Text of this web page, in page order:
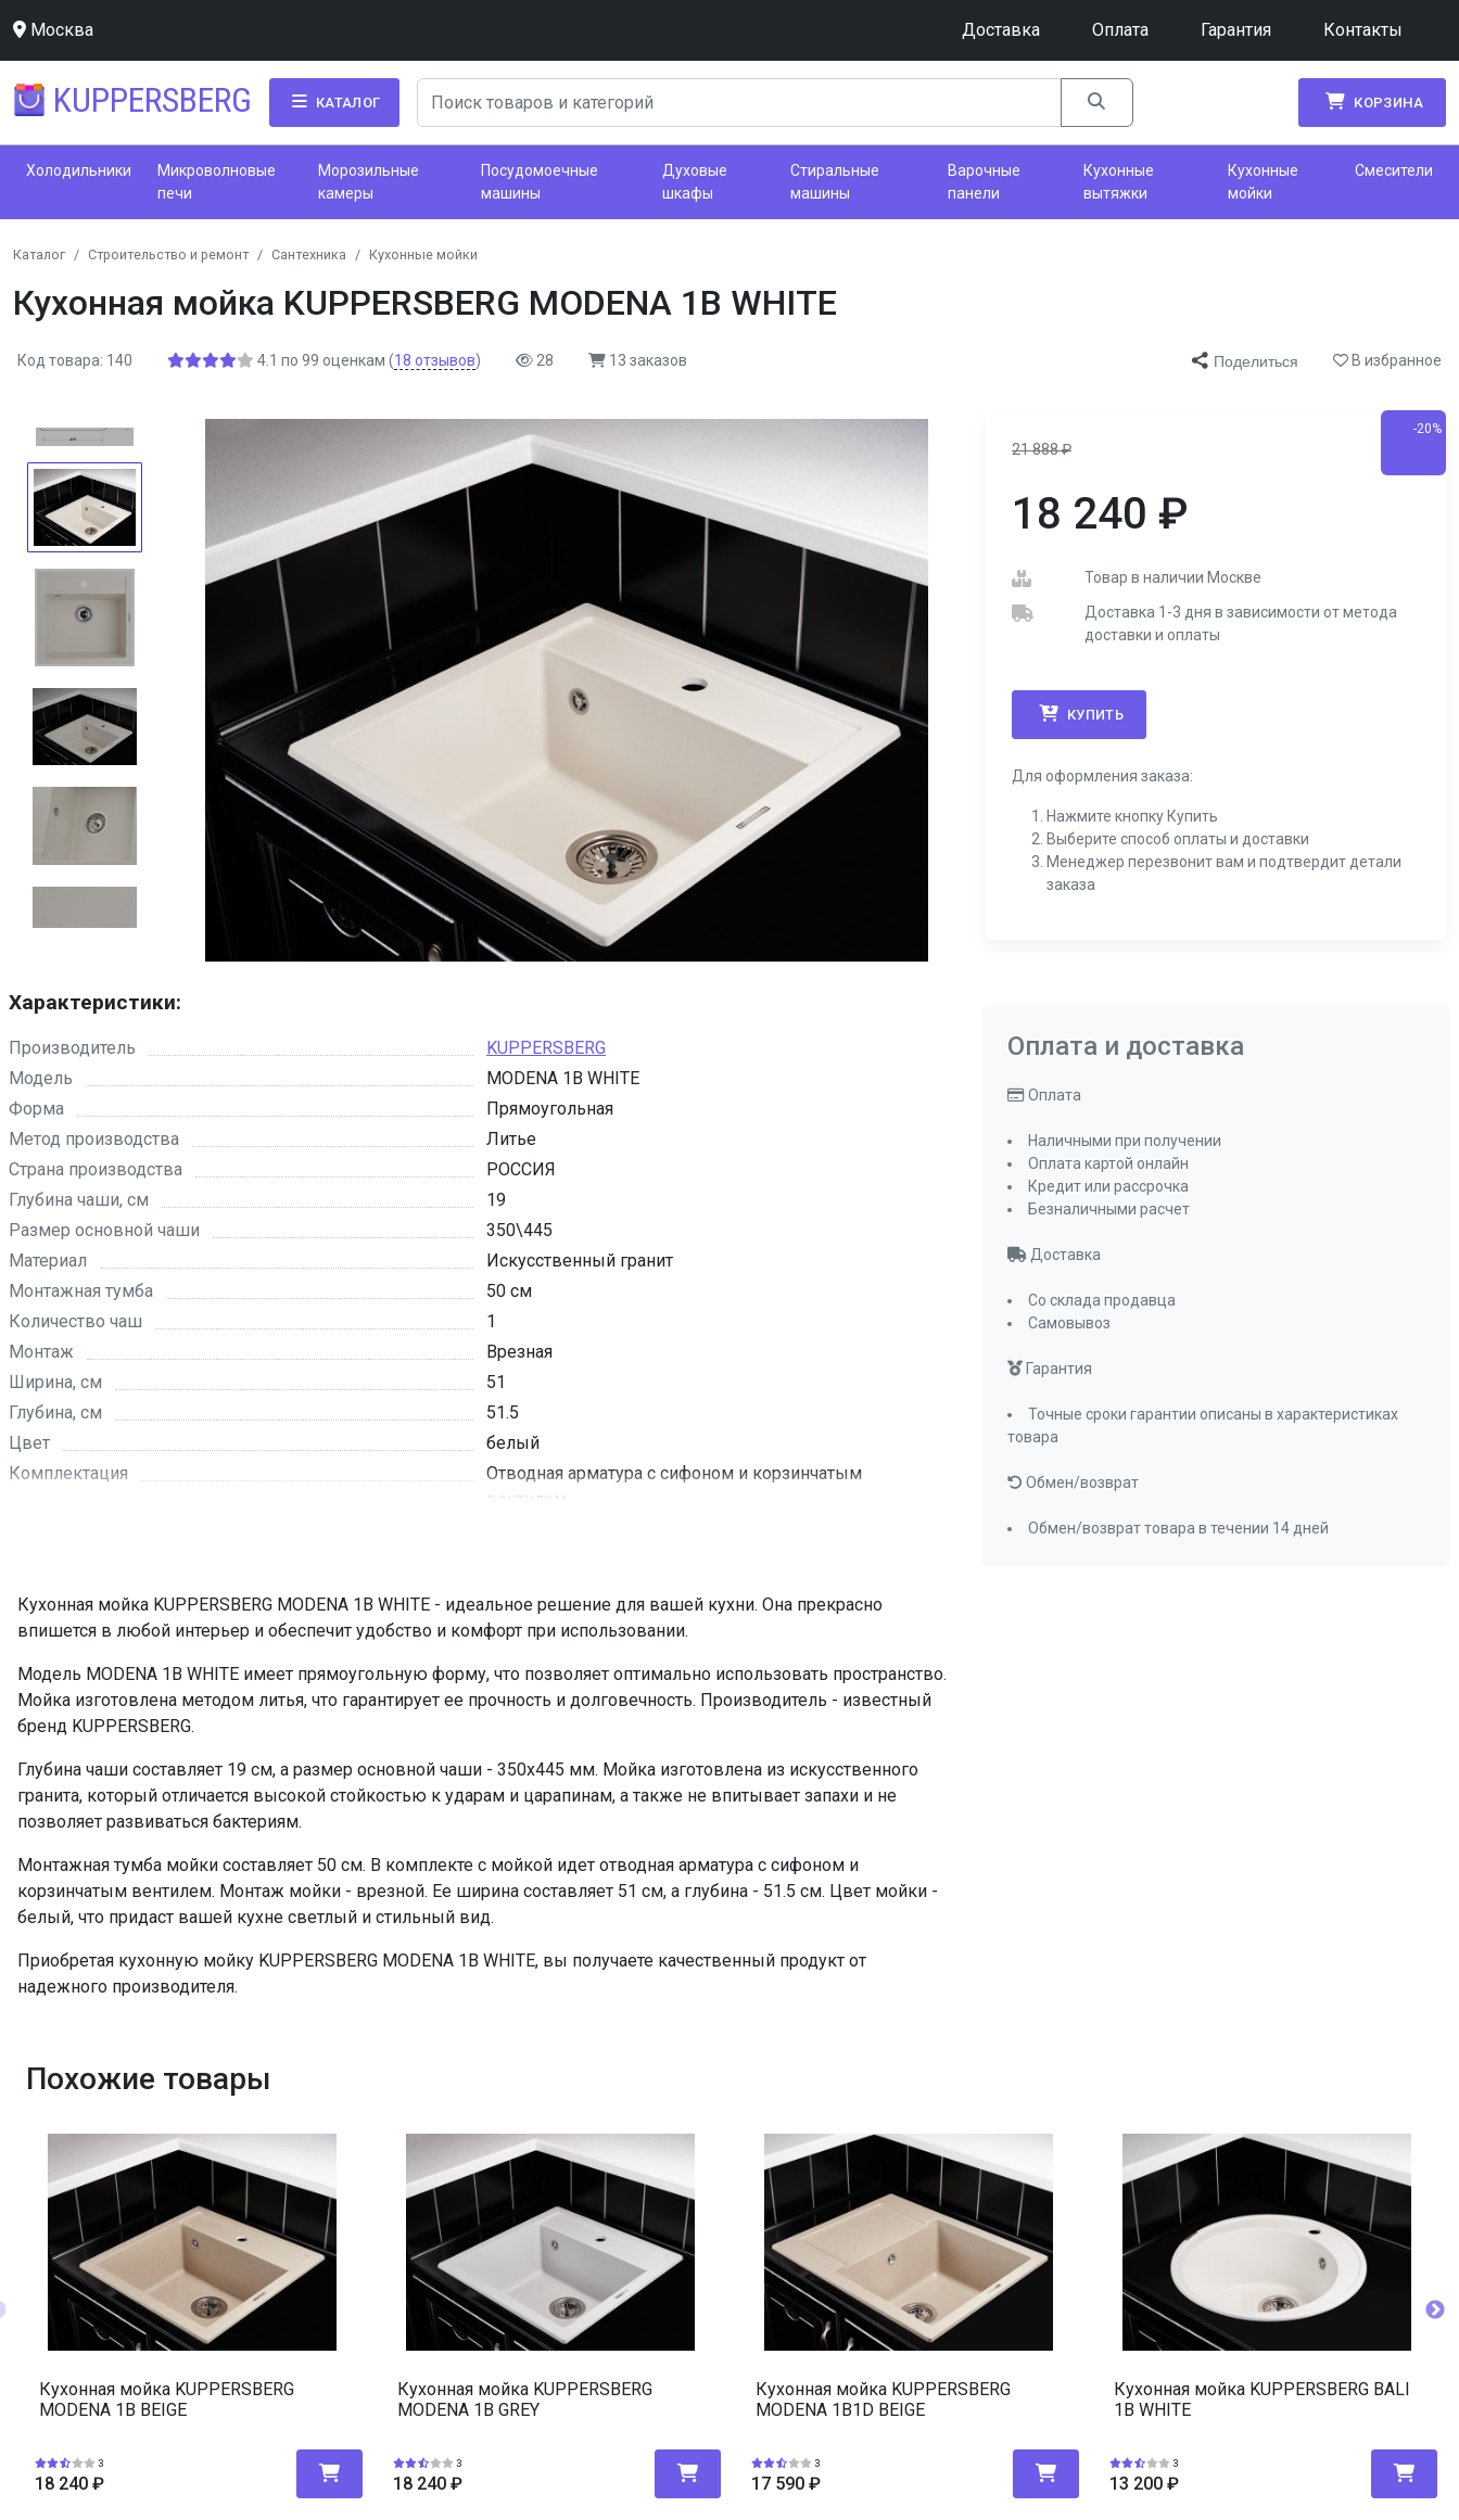
Москва Доставка Оплата Гарантия Контакты
KUPPERSBERG КАТАЛОГ КОРЗИНА
Холодильники
Микроволновые
печи
Морозильные
камеры
Посудомоечные
машины
Духовые
шкафы
Стиральные
машины
Варочные
панели
Кухонные
вытяжки
Кухонные
мойки
Смесители
Каталог Строительство и ремонт Сантехника Кухонные мойки
Кухонная мойка KUPPERSBERG MODENA 1B WHITE
Код товара: 140 4.1 по 99 оценкам (18 отзывов) 28 13 заказов Поделиться В избранное
21 888₽
-20%
18 240 ₽
Товар в наличии Москве
Доставка 1-3 дня в зависимости от метода
доставки и оплаты
КУПИТЬ
Для оформления заказа:
Нажмите кнопку Купить
Выберите способ оплаты и доставки
Менеджер перезвонит вам и подтвердит детали
заказа
Характеристики:
Производитель
KUPPERSBERG
Модель
MODENA 1B WHITE
Форма
Прямоугольная
Метод производства
Литье
Страна производства
РОССИЯ
Глубина чаши, см
19
Размер основной чаши
350\445
Материал
Искусственный гранит
Монтажная тумба
50 см
Количество чаш
1
Монтаж
Врезная
Ширина, см
51
Глубина, см
51.5
Цвет
белый
Комплектация
Отводная арматура с сифоном и корзинчатым
вентилем
Кухонная мойка KUPPERSBERG MODENA 1B WHITE - идеальное решение для вашей кухни. Она прекрасно
впишется в любой интерьер и обеспечит удобство и комфорт при использовании.
Модель MODENA 1B WHITE имеет прямоугольную форму, что позволяет оптимально использовать пространство.
Мойка изготовлена методом литья, что гарантирует ее прочность и долговечность. Производитель - известный
бренд KUPPERSBERG.
Глубина чаши составляет 19 см, а размер основной чаши - 350x445 мм. Мойка изготовлена из искусственного
гранита, который отличается высокой стойкостью к ударам и царапинам, а также не впитывает запахи и не
позволяет развиваться бактериям.
Монтажная тумба мойки составляет 50 см. В комплекте с мойкой идет отводная арматура с сифоном и
корзинчатым вентилем. Монтаж мойки - врезной. Ее ширина составляет 51 см, а глубина - 51.5 см. Цвет мойки -
белый, что придаст вашей кухне светлый и стильный вид.
Приобретая кухонную мойку KUPPERSBERG MODENA 1B WHITE, вы получаете качественный продукт от
надежного производителя.
Оплата и доставка
Оплата
Наличными при получении
Оплата картой онлайн
Кредит или рассрочка
Безналичными расчет
Доставка
Со склада продавца
Самовывоз
Гарантия
Точные сроки гарантии описаны в характеристиках
товара
Обмен/возврат
Обмен/возврат товара в течении 14 дней
Похожие товары
Кухонная мойка KUPPERSBERG
MODENA 1B BEIGE
3
18 240 ₽
Кухонная мойка KUPPERSBERG
MODENA 1B GREY
3
18 240 ₽
Кухонная мойка KUPPERSBERG
MODENA 1B1D BEIGE
3
17 590 ₽
Кухонная мойка KUPPERSBERG BALI
1B WHITE
3
13 200 ₽